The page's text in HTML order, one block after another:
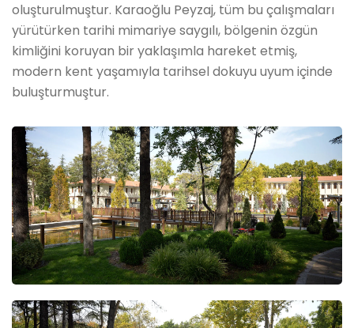
oluşturulmuştur. Karaoğlu Peyzaj, tüm bu çalışmaları
yürütürken tarihi mimariye saygılı, bölgenin özgün
kimliğini koruyan bir yaklaşımla hareket etmiş,
modern kent yaşamıyla tarihsel dokuyu uyum içinde
buluşturmuştur.